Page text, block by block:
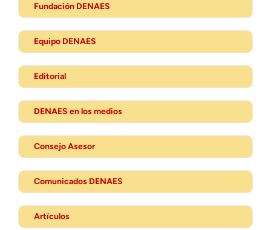
Fundación DENAES
Equipo DENAES
Editorial
DENAES en los medios
Consejo Asesor
Comunicados DENAES
Artículos